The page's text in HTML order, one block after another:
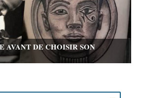
AVANT DE CHOISIR SON